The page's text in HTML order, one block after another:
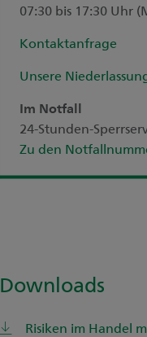
07:30 bis 17:30 Uhr
Kontaktanfrage
Unsere
Im Notfall
24-Stunden-
Zu den
Downloads
Risiken im Handel